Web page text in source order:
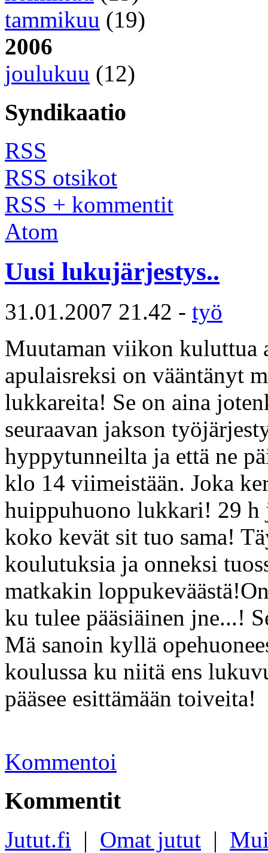
tammikuu (19)
2006
joulukuu (12)
Syndikaatio
RSS
RSS otsikot
RSS + kommentit
Atom
Uusi lukujärjestys..
31.01.2007 21.42 - työ
Muutaman viikon kuluttua
apulaisreksi on vääntänyt
lukkareita! Se on aina
seuraavan jakson
hyppytunneilta ja että ne
klo 14 viimeistään. Joka
huippuhuono lukkari! 29
koko kevät sit tuo sama!
koulutuksia ja onneksi
matkakin
ku tulee pääsiäinen jne...!
Mä sanoin kyllä
koulussa ku niitä ens
pääsee esittämään toiveita!
Kommentoi
Kommentit
Jutut.fi | Omat jutut |